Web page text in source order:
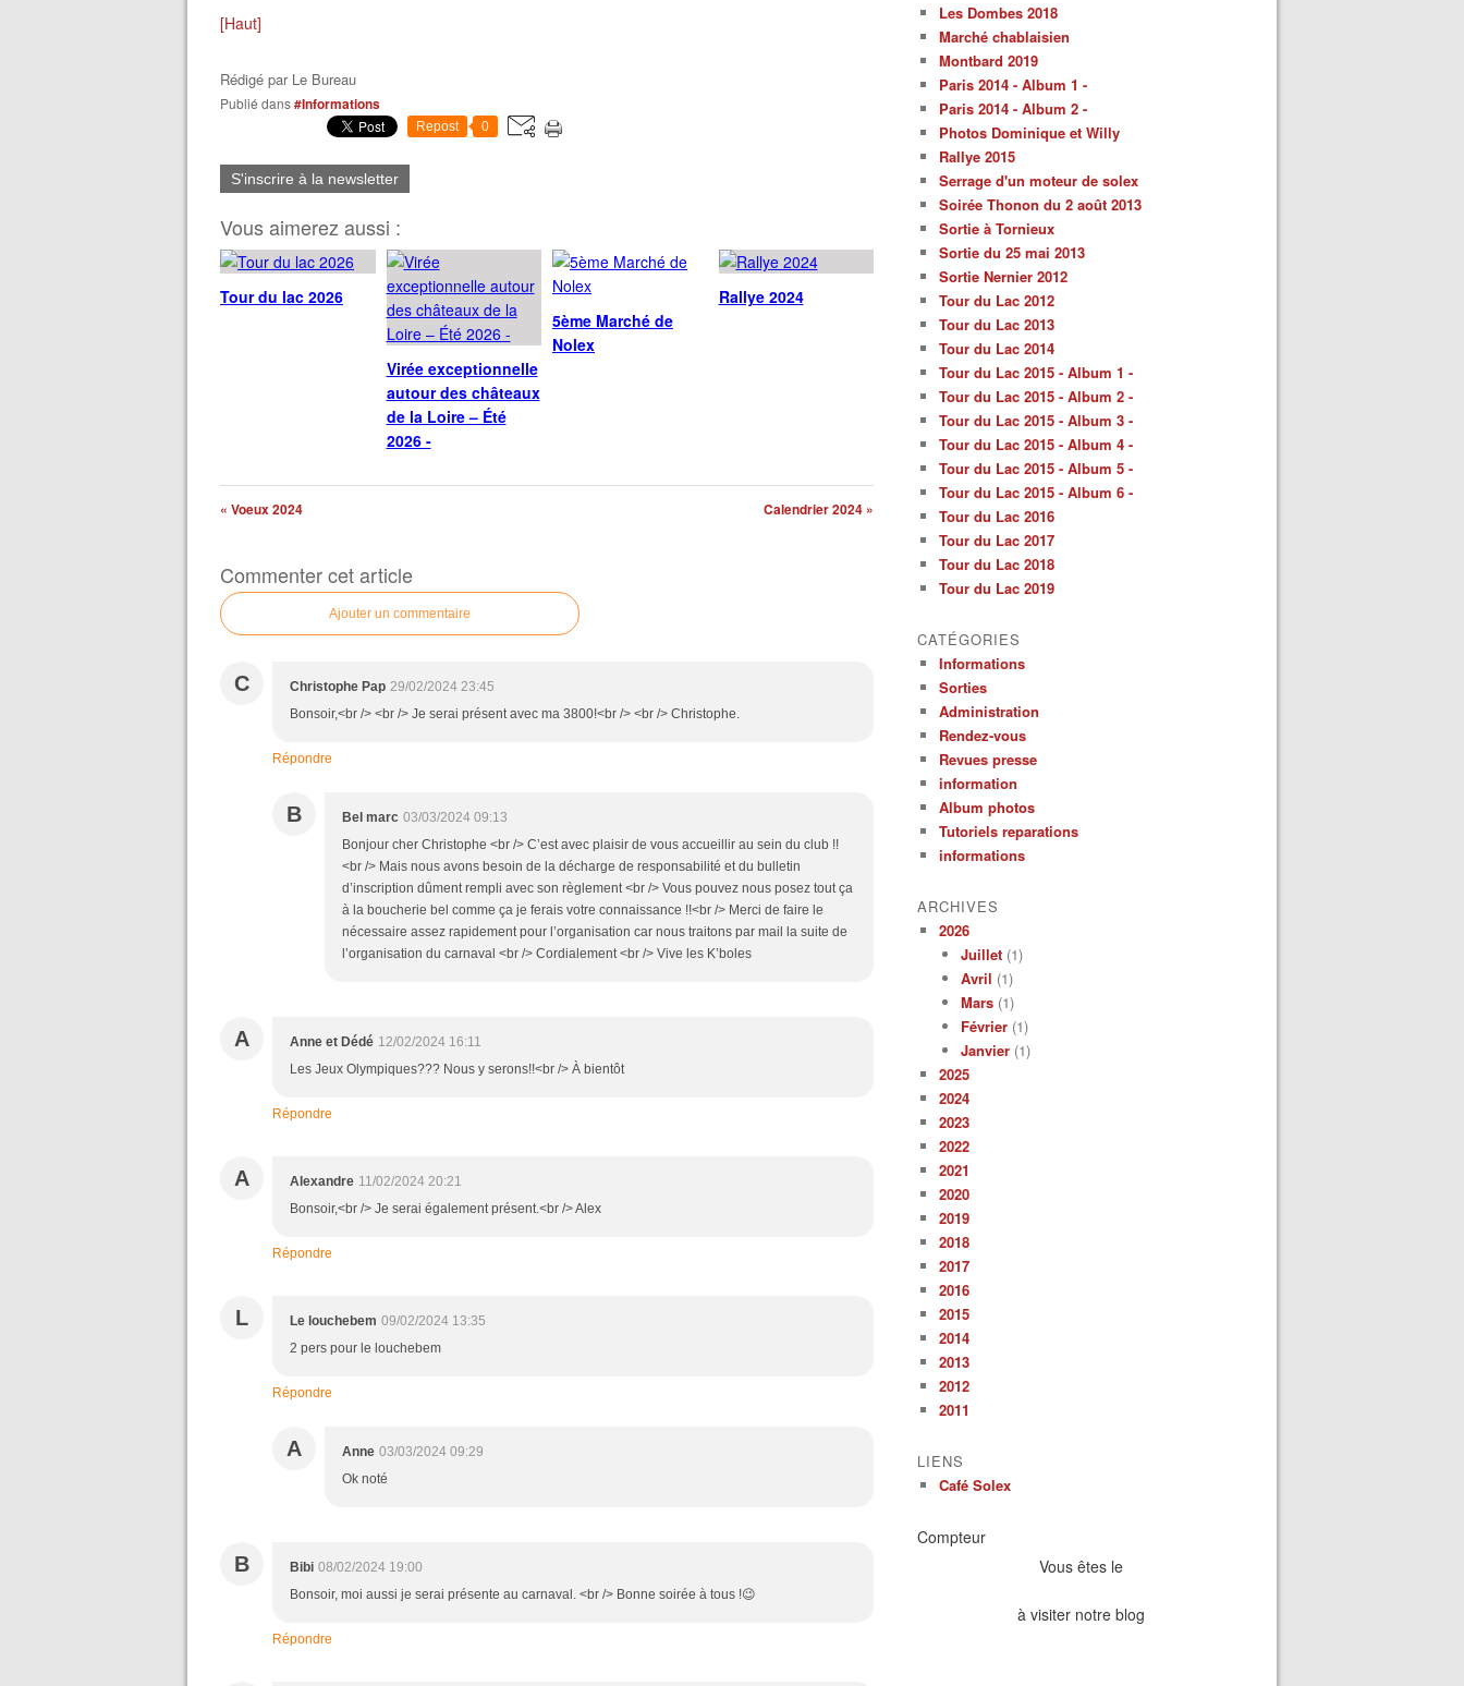
[Haut]
Rédigé par Le Bureau
Publié dans#Informations
Repost 0
S'inscrire à la newsletter
Vous aimerez aussi :
Tour du lac 2026
Virée exceptionnelle
autour des châteaux
de la Loire – Été
2026 -
5ème Marché de
Nolex
Rallye 2024
« Voeux 2024 Calendrier 2024 »
Commenter cet article
Ajouter un commentaire
C Christophe Pap 29/02/2024 23:45
Bonsoir,<br /> <br /> Je serai présent avec ma 3800!<br /> <br /> Christophe.
Répondre
B Bel marc 03/03/2024 09:13
Bonjour cher Christophe <br /> C’est avec plaisir de vous accueillir au sein du club !!
<br /> Mais nous avons besoin de la décharge de responsabilité et du bulletin
d’inscription dûment rempli avec son règlement <br /> Vous pouvez nous posez tout ça
à la boucherie bel comme ça je ferais votre connaissance !!<br /> Merci de faire le
nécessaire assez rapidement pour l’organisation car nous traitons par mail la suite de
l’organisation du carnaval <br /> Cordialement <br /> Vive les K’boles
A Anne et Dédé 12/02/2024 16:11
Les Jeux Olympiques??? Nous y serons!!<br /> À bientôt
Répondre
A Alexandre 11/02/2024 20:21
Bonsoir,<br /> Je serai également présent.<br /> Alex
Répondre
L Le louchebem 09/02/2024 13:35
2 pers pour le louchebem
Répondre
A Anne 03/03/2024 09:29
Ok noté
B Bibi 08/02/2024 19:00
Bonsoir, moi aussi je serai présente au carnaval. <br /> Bonne soirée à tous !😉
Répondre
Les Dombes 2018
Marché chablaisien
Montbard 2019
Paris 2014 - Album 1 -
Paris 2014 - Album 2 -
Photos Dominique et Willy
Rallye 2015
Serrage d'un moteur de solex
Soirée Thonon du 2 août 2013
Sortie à Tornieux
Sortie du 25 mai 2013
Sortie Nernier 2012
Tour du Lac 2012
Tour du Lac 2013
Tour du Lac 2014
Tour du Lac 2015 - Album 1 -
Tour du Lac 2015 - Album 2 -
Tour du Lac 2015 - Album 3 -
Tour du Lac 2015 - Album 4 -
Tour du Lac 2015 - Album 5 -
Tour du Lac 2015 - Album 6 -
Tour du Lac 2016
Tour du Lac 2017
Tour du Lac 2018
Tour du Lac 2019
CATÉGORIES
Informations
Sorties
Administration
Rendez-vous
Revues presse
information
Album photos
Tutoriels reparations
informations
ARCHIVES
2026
Juillet (1)
Avril (1)
Mars (1)
Février (1)
Janvier (1)
2025
2024
2023
2022
2021
2020
2019
2018
2017
2016
2015
2014
2013
2012
2011
LIENS
Café Solex
Compteur
Vous êtes le
à visiter notre blog